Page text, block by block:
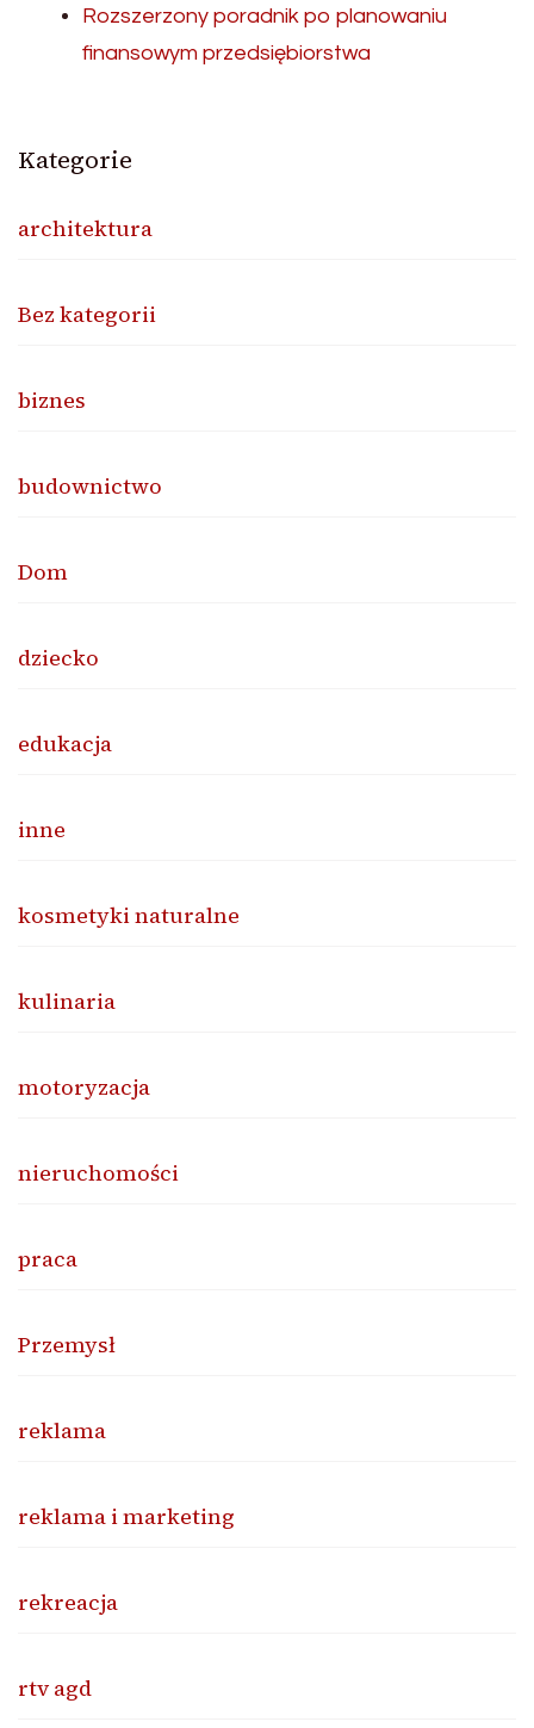
Rozszerzony poradnik po planowaniu
finansowym przedsiębiorstwa
Kategorie
architektura
Bez kategorii
biznes
budownictwo
Dom
dziecko
edukacja
inne
kosmetyki naturalne
kulinaria
motoryzacja
nieruchomości
praca
Przemysł
reklama
reklama i marketing
rekreacja
rtv agd